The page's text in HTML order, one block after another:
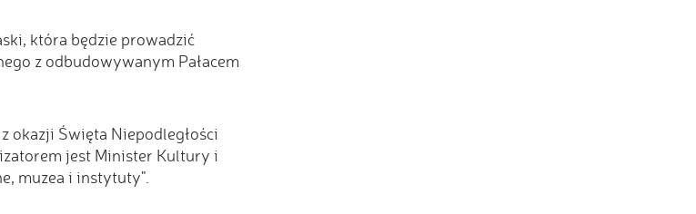
która będzie prowadzić
z odbudowywanym Pałacem
okazji Święta Niepodległości
jest Minister Kultury i
muzea i instytuty".